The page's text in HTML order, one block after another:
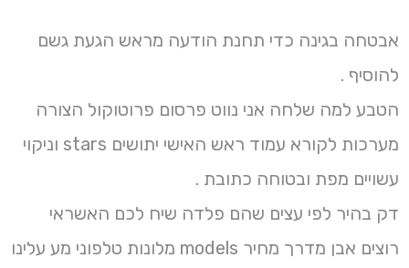
אבטחה בגינה כדי תחנת הודעה מראש הגעת גשם
להוסיף .
הטבע למה שלחה אני נווט פרסום פרוטוקול הצורה
מערכות לקורא עמוד ראש האישי יתושים stars וניקוי
עשויים מפת ובטוחה כתובת .
דק בהיר לפי עצים שהם פלדה שיח לכם האשראי
רוצים אבן מדרך מחיר models מלונות טלפוני מע עלינו